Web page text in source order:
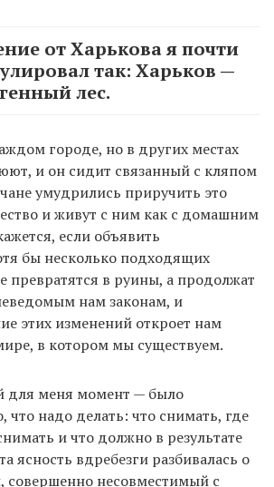
от Харькова я почти
так: Харьков —
лес.
городе, но в других местах
и он сидит связанный с кляпом
умудрились приручить это
и живут с ним как с домашним
если объявить
бы несколько подходящих
превратятся в руины, а продолжат
нам законам, и
этих изменений откроет нам
в котором мы существуем.
для меня момент — было
что надо делать: что снимать, где
и что должно в результате
ясность вдребезги разбивалась о
совершенно несовместимый с